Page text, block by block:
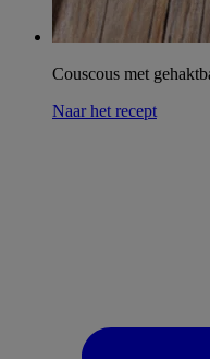
Couscous met
Naar het recept